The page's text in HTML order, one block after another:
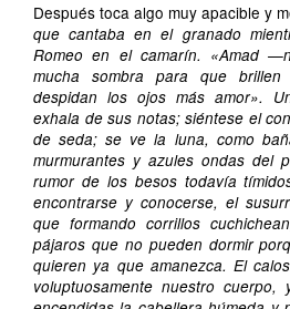
Después toca algo muy apacible y
que cantaba en el granado
Romeo en el camarín. «Amad
mucha sombra para que
despidan los ojos más amor».
exhala de sus notas; siéntese el
de seda; se ve la luna, como
murmurantes y azules ondas del
rumor de los besos todavía
encontrarse y conocerse, el
que formando corrillos
pájaros que no pueden dormir
quieren ya que amanezca. El
voluptuosamente nuestro